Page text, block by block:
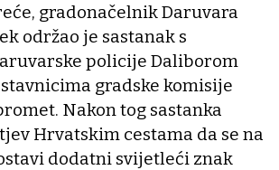
gradonačelnik Daruvara
održao je sastanak s
policije Daliborom
gradske komisije
Nakon tog sastanka
Hrvatskim cestama da se na
dodatni svijetleći znak